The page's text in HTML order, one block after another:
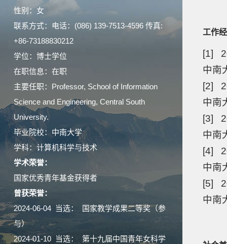
性别：女
联系方式：电话：(086) 139-7513-4596 传真:
+86-73188830212
学位：博士学位
在职信息：在职
主要任职：Professor, School of Information
Science and Engineering, Central South
University.
毕业院校：中南大学
学科：计算机科学与技术
学术荣誉：
国家优秀青年基金获得者
曾获荣誉：
2024-06-04 当选： 国家教学成果二等奖（参
与）
2024-01-10 当选： 第十九届中国青年女科学
工作
[1]
中南
[2]
中南
[3]
中南
[4]
中南
[5]
中南